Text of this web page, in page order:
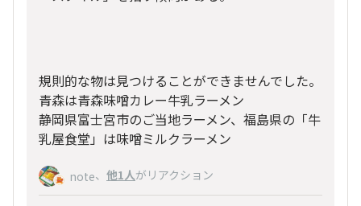
規則的な物は見つけることができませんでした。
青森は青森味噌カレー牛乳ラーメン
静岡県富士宮市のご当地ラーメン、福島県の「牛
乳屋食堂」は味噌ミルクラーメン
note、 他1人がリアクション